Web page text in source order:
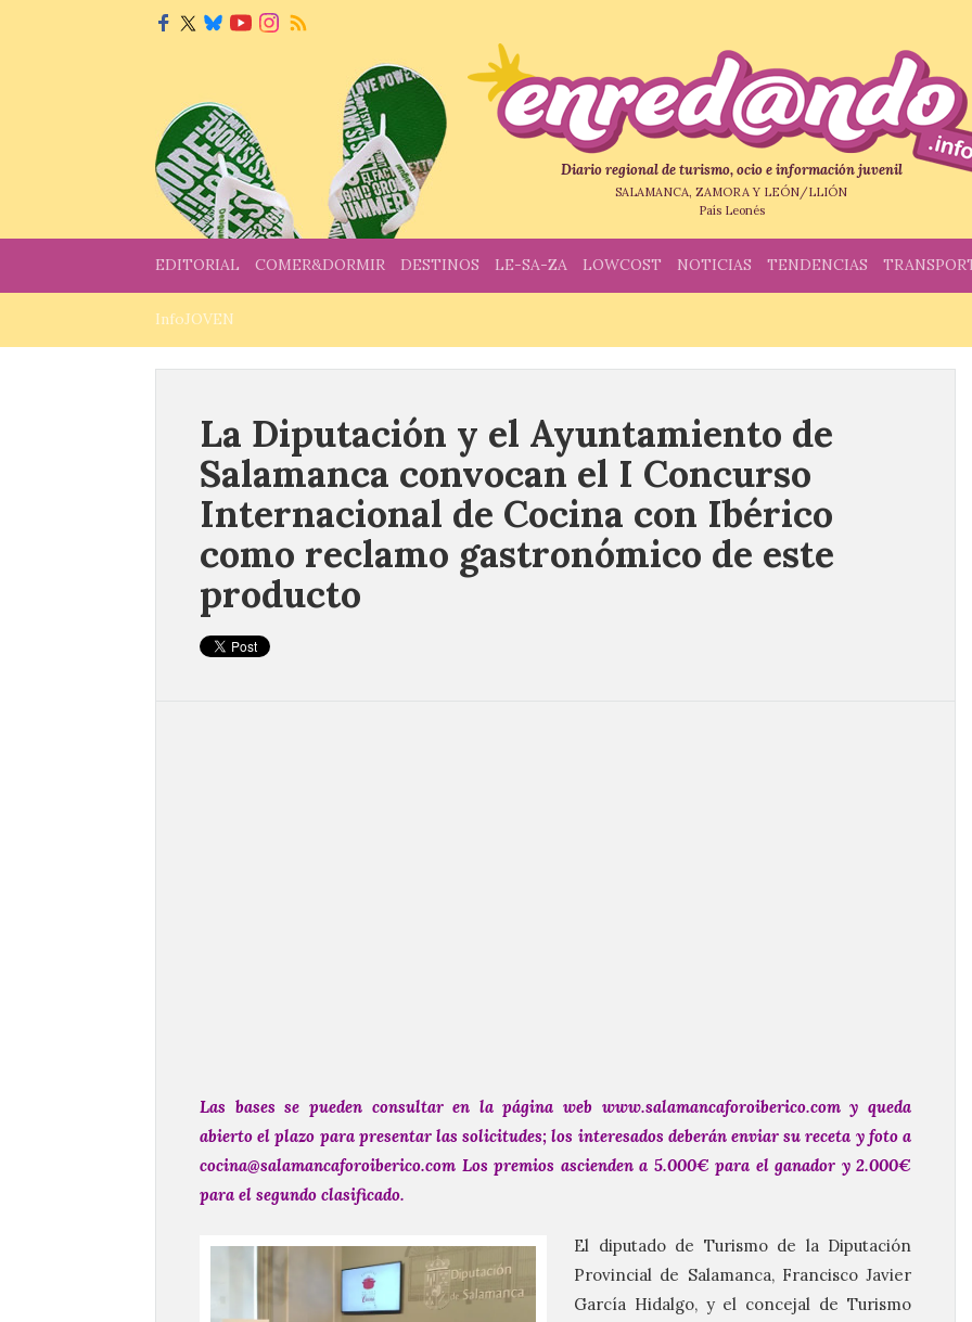
Diario regional de turismo, ocio e información juvenil
SALAMANCA, ZAMORA Y LEÓN/LLIÓN
País Leonés
EDITORIAL COMER&DORMIR DESTINOS LE-SA-ZA LOWCOST NOTICIAS TENDENCIAS
InfoJOVEN
La Diputación y el Ayuntamiento de
Salamanca convocan el I Concurso
Internacional de Cocina con Ibérico
como reclamo gastronómico de este
producto
Las bases se pueden consultar en la página web www.salamancaforoiberico.com y queda
abierto el plazo para presentar las solicitudes; los interesados deberán enviar su receta y foto a
cocina@salamancaforoiberico.com Los premios ascienden a 5.000€ para el ganador y 2.000€
para el segundo clasificado.
El diputado de Turismo de la Diputación
Provincial de Salamanca, Francisco Javier
García Hidalgo, y el concejal de Turismo